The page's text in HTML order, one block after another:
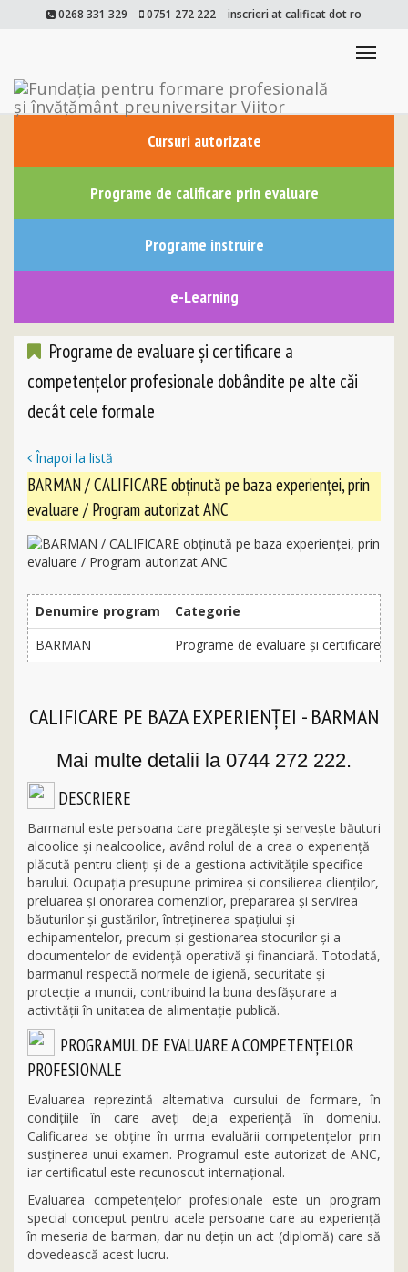
0268 331 329 0751 272 222 inscrieri at calificat dot ro
Cursuri autorizate
Programe de calificare prin evaluare
Programe instruire
e-Learning
Programe de evaluare și certificare a
competențelor profesionale dobândite pe alte căi
decât cele formale
Înapoi la listă
BARMAN / CALIFICARE obținută pe baza experienței, prin
evaluare / Program autorizat ANC
Denumire program
Categorie
BARMAN
Programe de evaluare și certificare a
CALIFICARE PE BAZA EXPERIENȚEI - BARMAN
Mai multe detalii la 0744 272 222.
DESCRIERE
Barmanul este persoana care pregătește și servește băuturi
alcoolice și nealcoolice, având rolul de a crea o experiență
plăcută pentru clienți și de a gestiona activitățile specifice
barului. Ocupația presupune primirea și consilierea clienților,
preluarea și onorarea comenzilor, prepararea și servirea
băuturilor și gustărilor, întreținerea spațiului și
echipamentelor, precum și gestionarea stocurilor și a
documentelor de evidență operativă și financiară. Totodată,
barmanul respectă normele de igienă, securitate și
protecție a muncii, contribuind la buna desfășurare a
activității în unitatea de alimentație publică.
PROGRAMUL DE EVALUARE A COMPETENȚELOR
PROFESIONALE
Evaluarea reprezintă alternativa cursului de formare, în
condițiile în care aveți deja experiență în domeniu.
Calificarea se obține în urma evaluării competențelor prin
susținerea unui examen. Programul este autorizat de ANC,
iar certificatul este recunoscut internațional.
Evaluarea competențelor profesionale este un program
special conceput pentru acele persoane care au experiență
în meseria de barman, dar nu dețin un act (diplomă) care să
dovedească acest lucru.